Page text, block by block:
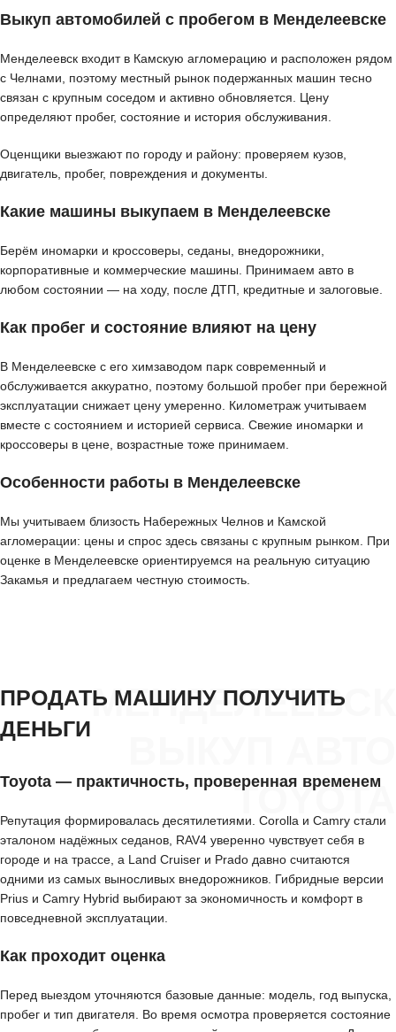
Выкуп автомобилей с пробегом в Менделеевске
Менделеевск входит в Камскую агломерацию и расположен рядом
с Челнами, поэтому местный рынок подержанных машин тесно
связан с крупным соседом и активно обновляется. Цену
определяют пробег, состояние и история обслуживания.
Оценщики выезжают по городу и району: проверяем кузов,
двигатель, пробег, повреждения и документы.
Какие машины выкупаем в Менделеевске
Берём иномарки и кроссоверы, седаны, внедорожники,
корпоративные и коммерческие машины. Принимаем авто в
любом состоянии — на ходу, после ДТП, кредитные и залоговые.
Как пробег и состояние влияют на цену
В Менделеевске с его химзаводом парк современный и
обслуживается аккуратно, поэтому большой пробег при бережной
эксплуатации снижает цену умеренно. Километраж учитываем
вместе с состоянием и историей сервиса. Свежие иномарки и
кроссоверы в цене, возрастные тоже принимаем.
Особенности работы в Менделеевске
Мы учитываем близость Набережных Челнов и Камской
агломерации: цены и спрос здесь связаны с крупным рынком. При
оценке в Менделеевске ориентируемся на реальную ситуацию
Закамья и предлагаем честную стоимость.
МЕНДЕЛЕЕВСК
TOYOTA
ПРОДАТЬ МАШИНУ ПОЛУЧИТЬ
ДЕНЬГИ
Toyota — практичность, проверенная временем
Репутация формировалась десятилетиями. Corolla и Camry стали
эталоном надёжных седанов, RAV4 уверенно чувствует себя в
городе и на трассе, а Land Cruiser и Prado давно считаются
одними из самых выносливых внедорожников. Гибридные версии
Prius и Camry Hybrid выбирают за экономичность и комфорт в
повседневной эксплуатации.
Как проходит оценка
Перед выездом уточняются базовые данные: модель, год выпуска,
пробег и тип двигателя. Во время осмотра проверяется состояние